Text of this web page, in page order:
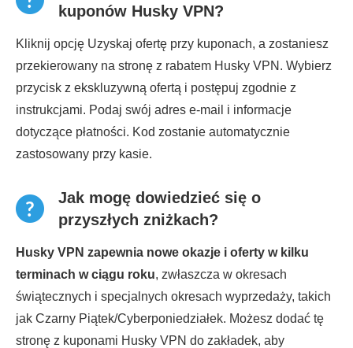
kuponów Husky VPN?
Kliknij opcję Uzyskaj ofertę przy kuponach, a zostaniesz
przekierowany na stronę z rabatem Husky VPN. Wybierz
przycisk z ekskluzywną ofertą i postępuj zgodnie z
instrukcjami. Podaj swój adres e-mail i informacje
dotyczące płatności. Kod zostanie automatycznie
zastosowany przy kasie.
Jak mogę dowiedzieć się o
przyszłych zniżkach?
Husky VPN zapewnia nowe okazje i oferty w kilku
terminach w ciągu roku, zwłaszcza w okresach
świątecznych i specjalnych okresach wyprzedaży, takich
jak Czarny Piątek/Cyberponiedziałek. Możesz dodać tę
stronę z kuponami Husky VPN do zakładek, aby